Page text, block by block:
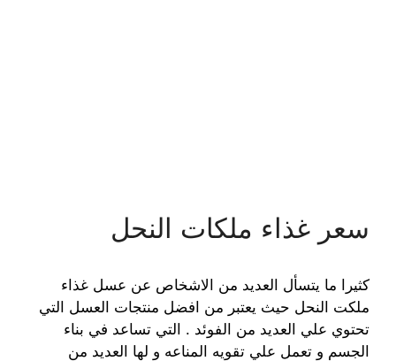
سعر غذاء ملكات النحل
كثيرا ما يتسأل العديد من الاشخاص عن عسل غذاء
ملكت النحل حيث يعتبر من افضل منتجات العسل التي
تحتوي علي العديد من الفوئد . التي تساعد في بناء
الجسم و تعمل علي تقويه المناعه و لها العديد من